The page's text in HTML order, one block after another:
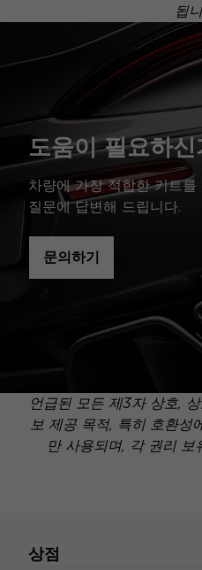
됩
도움이 필요하신
차량에 가장 적합한 키트
질문에 답변해 드립니다.
문의하기
언급된 모든 제3자 상호,
보 제공 목적, 특히 호환성
만 사용되며, 각 권리 보
상점